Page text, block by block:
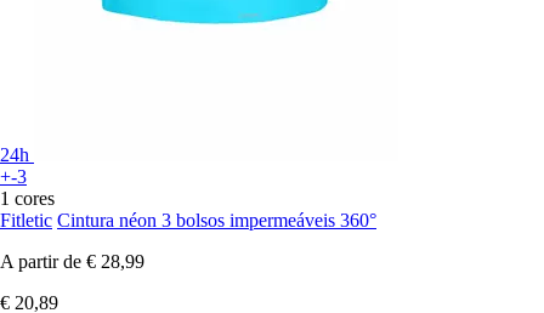
24h
+-3
1 cores
Fitletic Cintura néon 3 bolsos impermeáveis 360°
A partir de € 28,99
€ 20,89